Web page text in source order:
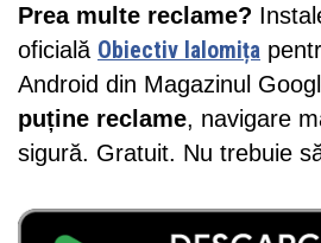
Prea multe reclame?
oficială Obiectiv Ialomița
Android din Magazinul
puține reclame, navigare
sigură. Gratuit. Nu trebuie